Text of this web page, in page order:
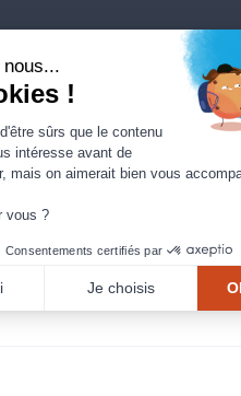
!
sûrs que le contenu
intéresse avant de
mais on aimerait bien vous
vous ?
Consentements certifiés par
Je choisis
permet d'adapter et de gérer vos paramètres